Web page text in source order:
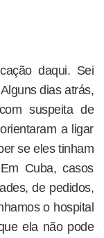
daqui. Sei
dias atrás,
suspeita de
a ligar
se eles tinham
Cuba, casos
de pedidos,
o hospital
ela não pode